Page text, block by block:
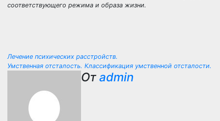
соответствующего режима и образа жизни.
Навигация
записям
Лечение психических расстройств.
Умственная отсталость. Классификация умственной отсталости.
От admin